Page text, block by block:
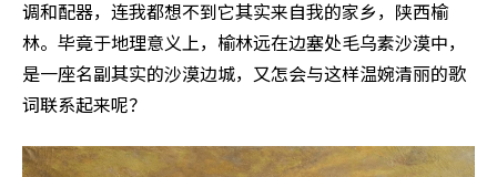
调和配器，连我都想不到它其实来自我的家乡，陕西榆
林。毕竟于地理意义上，榆林远在边塞处毛乌素沙漠中，
是一座名副其实的沙漠边城，又怎会与这样温婉清丽的歌
词联系起来呢？